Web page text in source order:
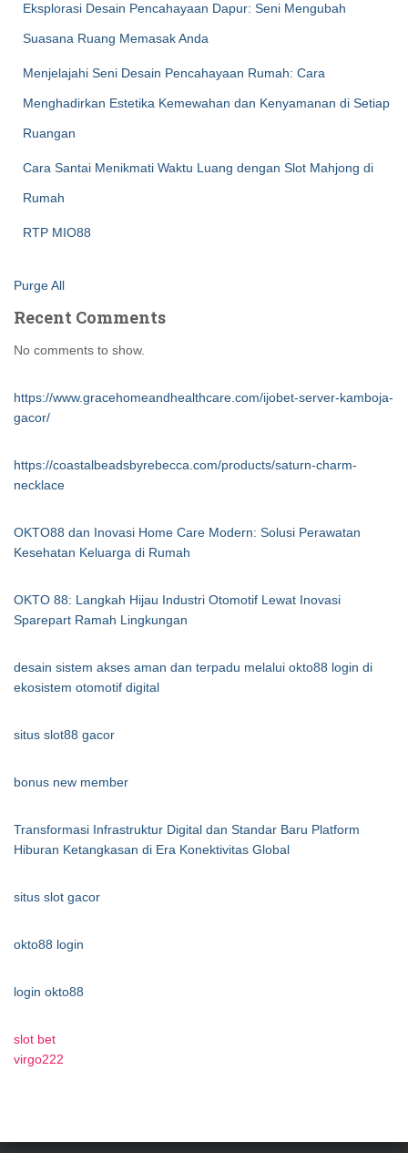
Eksplorasi Desain Pencahayaan Dapur: Seni Mengubah
Suasana Ruang Memasak Anda
Menjelajahi Seni Desain Pencahayaan Rumah: Cara
Menghadirkan Estetika Kemewahan dan Kenyamanan di Setiap
Ruangan
Cara Santai Menikmati Waktu Luang dengan Slot Mahjong di
Rumah
RTP MIO88
Purge All
Recent Comments
No comments to show.
https://www.gracehomeandhealthcare.com/ijobet-server-kamboja-
gacor/
https://coastalbeadsbyrebecca.com/products/saturn-charm-
necklace
OKTO88 dan Inovasi Home Care Modern: Solusi Perawatan
Kesehatan Keluarga di Rumah
OKTO 88: Langkah Hijau Industri Otomotif Lewat Inovasi
Sparepart Ramah Lingkungan
desain sistem akses aman dan terpadu melalui okto88 login di
ekosistem otomotif digital
situs slot88 gacor
bonus new member
Transformasi Infrastruktur Digital dan Standar Baru Platform
Hiburan Ketangkasan di Era Konektivitas Global
situs slot gacor
okto88 login
login okto88
slot bet
virgo222